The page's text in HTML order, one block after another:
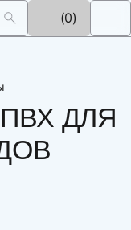
(0)
ДЛЯ